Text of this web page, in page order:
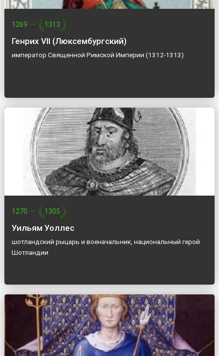
1269 — 1313
Генрих VII (Люксембургский)
император Священной Римской Империи (1312-1313)
1270 — 1305
Уильям Уоллес
шотландский рыцарь и военачальник, национальный герой
Шотландии